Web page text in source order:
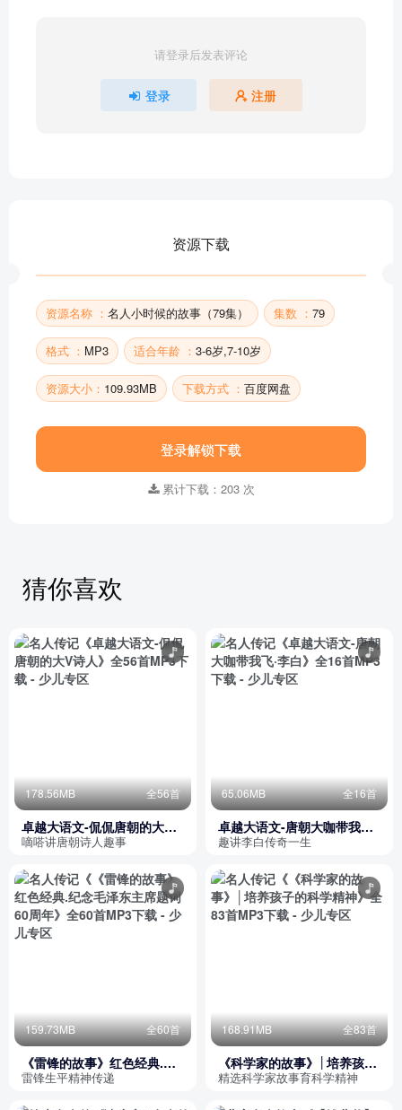
部分目录展示 ▶ 下载后解锁 79 首完整音频
请登录后发表评论
登录 注册
资源下载
资源名称 ： 名人小时候的故事（79集） 集数 ： 79
格式 ： MP3 适合年龄 ： 3-6岁,7-10岁
资源大小： 109.93MB 下载方式 ： 百度网盘
登录解锁下载
累计下载：203 次
猜你喜欢
178.56MB 全56首
卓越大语文-侃侃唐朝的大V
诗人
嘀嗒讲唐朝诗人趣事
65.06MB 全16首
卓越大语文-唐朝大咖带我飞·
李白
趣讲李白传奇一生
159.73MB 全60首
《雷锋的故事》红色经典.纪
念毛泽东主席题词60周年
雷锋生平精神传递
168.91MB 全83首
《科学家的故事》│培养孩子
的科学精神
精选科学家故事育科学精神